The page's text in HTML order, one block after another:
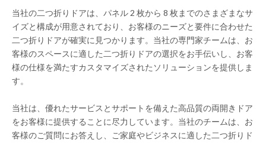
当社の二つ折りドアは、パネル 2 枚から 8 枚までのさまざまなサ
イズと構成が用意されており、お客様のニーズと要件に合わせた
二つ折りドアが確実に見つかります。当社の専門家チームは、お
客様のスペースに適した二つ折りドアの選択をお手伝いし、お客
様の仕様を満たすカスタマイズされたソリューションを提供しま
す。
当社は、優れたサービスとサポートを備えた高品質の両開きドア
をお客様に提供することに尽力しています。当社のチームは、お
客様のご質問にお答えし、ご家庭やビジネスに適した二つ折りド